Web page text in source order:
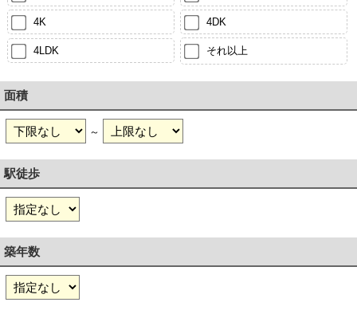
4K 4DK
4LDK それ以上
面積
～
駅徒歩
築年数